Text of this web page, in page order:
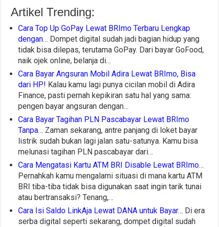
Artikel Trending:
Cara Top Up GoPay Lewat BRImo Terbaru Lengkap
dengan… Dompet digital sudah jadi bagian hidup yang
tidak bisa dilepas, terutama GoPay. Dari bayar GoFood,
naik ojek online, belanja di…
Cara Bayar Angsuran Mobil Adira Lewat BRImo, Bisa
dari HP! Kalau kamu lagi punya cicilan mobil di Adira
Finance, pasti pernah kepikiran satu hal yang sama:
pengen bayar angsuran dengan…
Cara Bayar Tagihan PLN Pascabayar Lewat BRImo
Tanpa… Zaman sekarang, antre panjang di loket bayar
listrik sudah bukan lagi jalan satu-satunya. Kamu bisa
melunasi tagihan PLN pascabayar dari…
Cara Mengatasi Kartu ATM BRI Disable Lewat BRImo…
Pernahkah kamu mengalami situasi di mana kartu ATM
BRI tiba-tiba tidak bisa digunakan saat ingin tarik tunai
atau bertransaksi? Tenang,…
Cara Isi Saldo LinkAja Lewat DANA untuk Bayar… Di era
serba digital seperti sekarang, dompet digital sudah